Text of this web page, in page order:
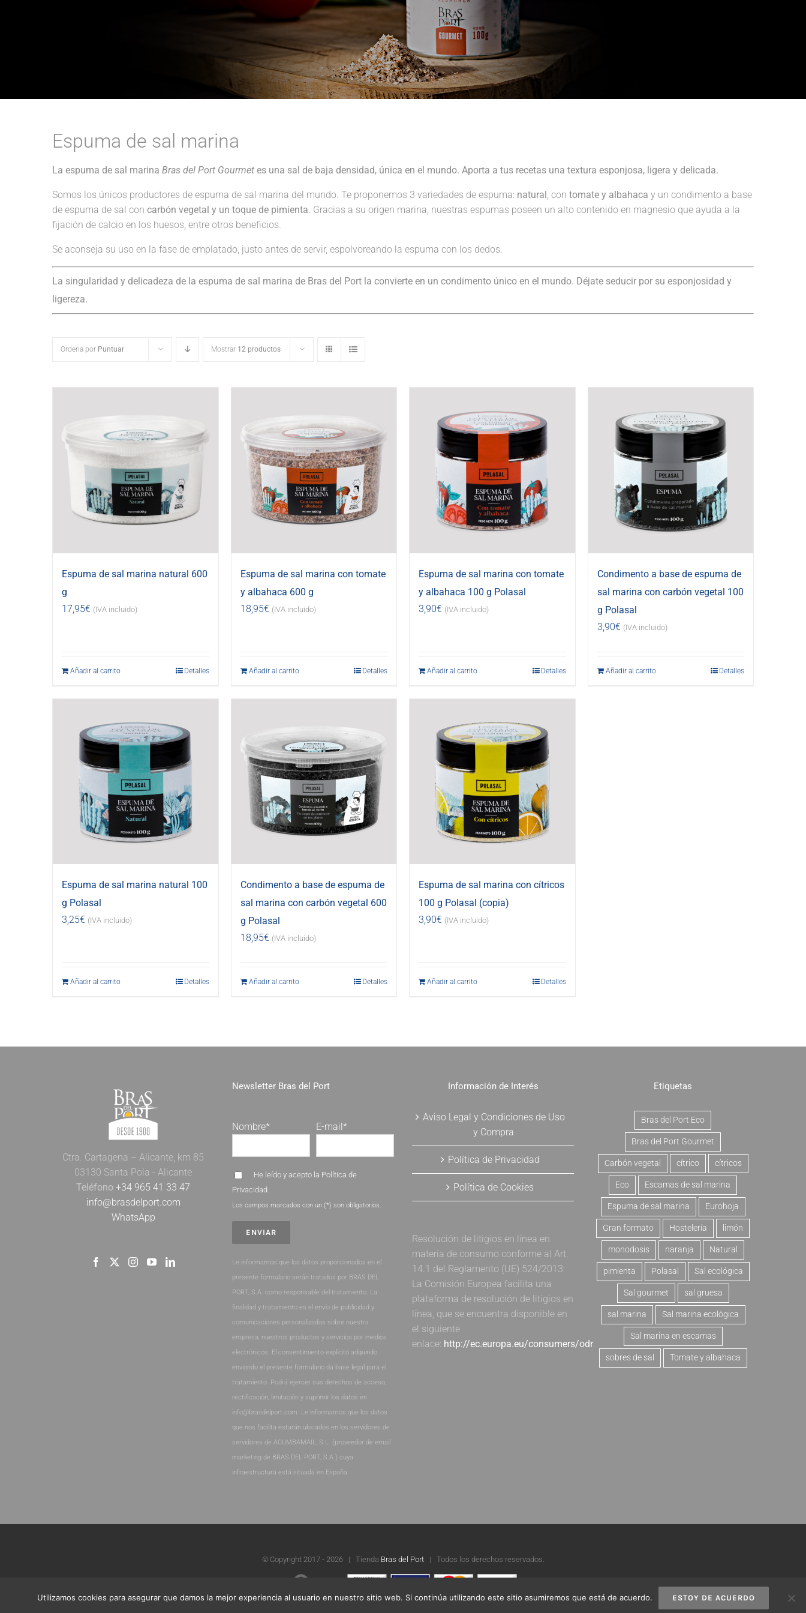
Espuma de sal marina
La espuma de sal marina Bras del Port Gourmet es una sal de baja densidad, única en el mundo. Aporta a tus recetas una textura esponjosa, ligera y delicada.
Somos los únicos productores de espuma de sal marina del mundo. Te proponemos 3 variedades de espuma: natural, con tomate y albahaca y un condimento a base
de espuma de sal con carbón vegetal y un toque de pimienta. Gracias a su origen marina, nuestras espumas poseen un alto contenido en magnesio que ayuda a la
fijación de calcio en los huesos, entre otros beneficios.
Se aconseja su uso en la fase de emplatado, justo antes de servir, espolvoreando la espuma con los dedos.
La singularidad y delicadeza de la espuma de sal marina de Bras del Port la convierte en un condimento único en el mundo. Déjate seducir por su esponjosidad y
ligereza.
Ordena por Puntuar Mostrar 12 productos
Espuma de sal marina natural 600
g
17,95€ (IVA incluido)
Añadir al carrito Detalles
Espuma de sal marina con tomate
y albahaca 600 g
18,95€ (IVA incluido)
Añadir al carrito Detalles
Espuma de sal marina con tomate
y albahaca 100 g Polasal
3,90€ (IVA incluido)
Añadir al carrito Detalles
Condimento a base de espuma de
sal marina con carbón vegetal 100
g Polasal
3,90€ (IVA incluido)
Añadir al carrito Detalles
Espuma de sal marina natural 100
g Polasal
3,25€ (IVA incluido)
Añadir al carrito Detalles
Condimento a base de espuma de
sal marina con carbón vegetal 600
g Polasal
18,95€ (IVA incluido)
Añadir al carrito Detalles
Espuma de sal marina con cítricos
100 g Polasal (copia)
3,90€ (IVA incluido)
Añadir al carrito Detalles
Ctra. Cartagena – Alicante, km 85
03130 Santa Pola - Alicante
Teléfono +34 965 41 33 47
info@brasdelport.com
WhatsApp
Newsletter Bras del Port
Nombre* E-mail*
He leído y acepto la Política de
Privacidad.
Los campos marcados con un (*) son obligatorios.
Le informamos que los datos proporcionados en el
presente formulario serán tratados por BRAS DEL
PORT, S.A. como responsable del tratamiento. La
finalidad y tratamiento es el envío de publicidad y
comunicaciones personalizadas sobre nuestra
empresa, nuestros productos y servicios por medios
electrónicos. El consentimiento explícito adquirido
enviando el presente formulario da base legal para el
tratamiento. Podrá ejercer sus derechos de acceso,
rectificación, limitación y suprimir los datos en
info@brasdelport.com. Le informamos que los datos
que nos facilita estarán ubicados en los servidores de
servidores de ACUMBAMAIL, S.L. (proveedor de email
marketing de BRAS DEL PORT, S.A.) cuya
infraestructura está situada en España.
Información de Interés
Aviso Legal y Condiciones de Uso
y Compra
Política de Privacidad
Política de Cookies
Resolución de litigios en línea en
materia de consumo conforme al Art.
14.1 del Reglamento (UE) 524/2013:
La Comisión Europea facilita una
plataforma de resolución de litigios en
línea, que se encuentra disponible en
el siguiente
enlace: http://ec.europa.eu/consumers/odr.
Etiquetas
Bras del Port Eco
Bras del Port Gourmet
Carbón vegetal cítrico cítricos
Eco Escamas de sal marina
Espuma de sal marina Eurohoja
Gran formato Hostelería limón
monodosis naranja Natural
pimienta Polasal Sal ecológica
Sal gourmet sal gruesa
sal marina Sal marina ecológica
Sal marina en escamas
sobres de sal Tomate y albahaca
© Copyright 2017 - 2026 | Tienda Bras del Port| Todos los derechos reservados.
Utilizamos cookies para asegurar que damos la mejor experiencia al usuario en nuestro sitio web. Si continúa utilizando este sitio asumiremos que está de acuerdo. ESTOY DE ACUERDO